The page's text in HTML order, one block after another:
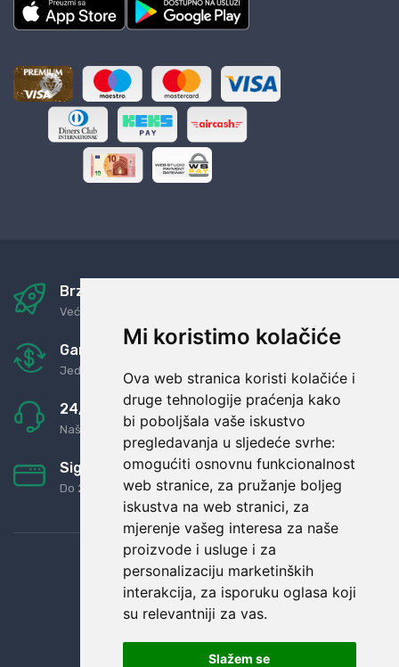
Mi koristimo kolačiće
Ova web stranica koristi kolačiće i
druge tehnologije praćenja kako
bi poboljšala vaše iskustvo
pregledavanja u sljedeće svrhe:
omogućiti osnovnu funkcionalnost
web stranice, za pružanje boljeg
iskustva na web stranici, za
mjerenje vašeg interesa za naše
proizvode i usluge i za
personalizaciju marketinških
interakcija, za isporuku oglasa koji
su relevantniji za vas.
Slažem se
Brza i sigurna dostava
Već za nekoliko dana kod vas
Garancija u povrat novaca
Jednostavno pravilo: Roba za novac
24/7 odlična podrška
Naši agenti uvijek na raspolaganju
Sigurno obročno plaćanje
Do 24 rata bez kamata